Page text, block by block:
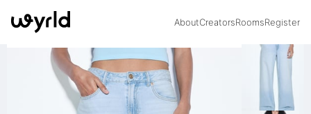
AboutCreatorsRoomsRegister